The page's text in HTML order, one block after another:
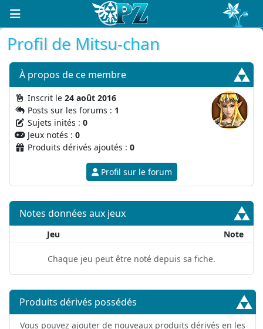
Profil de Mitsu-chan
À propos de ce membre
Inscrit le 24 août 2016
Posts sur les forums : 1
Sujets inités : 0
Jeux notés : 0
Produits dérivés ajoutés : 0
Profil sur le forum
Notes données aux jeux
Jeu Note
Chaque jeu peut être noté depuis sa fiche.
Produits dérivés possédés
Vous pouvez ajouter de nouveaux produits dérivés en les